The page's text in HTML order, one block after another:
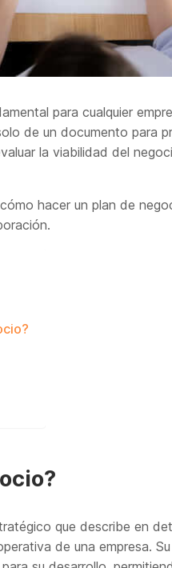
para cualquier
de un documento para
la viabilidad del
hacer un plan de
que describe en
de una empresa.